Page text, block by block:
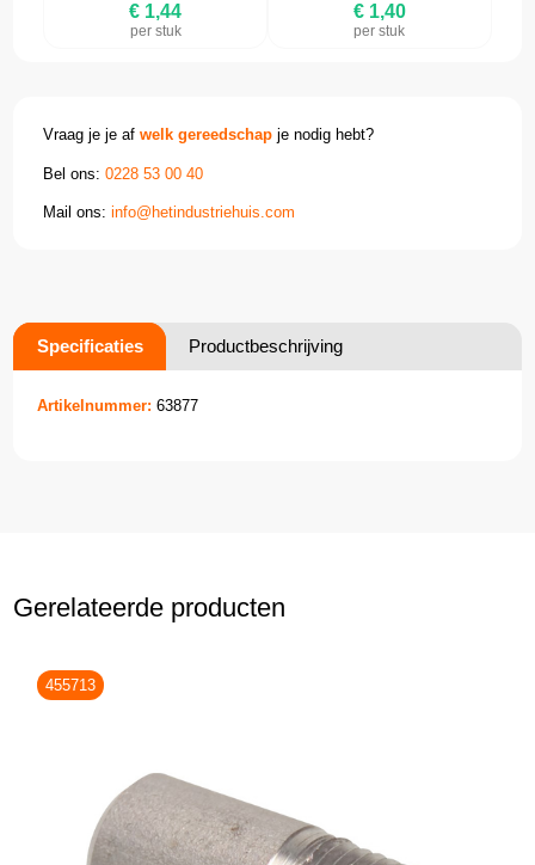
€ 1,44
per stuk
€ 1,40
per stuk
Vraag je je afwelk gereedschap je nodig hebt?
Bel ons:0228 53 00 40
Mail ons:info@hetindustriehuis.com
Specificaties Productbeschrijving
Artikelnummer: 63877
Gerelateerde producten
455713